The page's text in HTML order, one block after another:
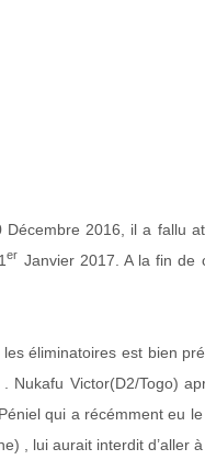
2016, il a fallu
er Janvier 2017. A la fin de
éliminatoires est bien
Nukafu Victor(D2/Togo)
qui a récémment eu
, lui aurait interdit d’aller à